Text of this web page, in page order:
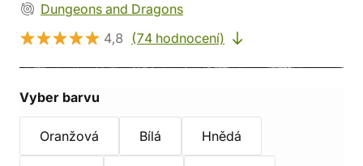
Dungeons and Dragons
4,8
(74 hodnocení)
Vyber barvu
Oranžová Bílá Hnědá